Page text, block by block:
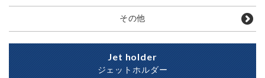
その他
Jet holder
ジェットホルダー